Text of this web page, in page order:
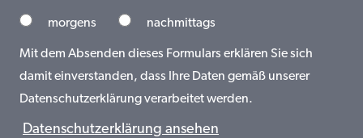
morgens nachmittags
Mit dem Absenden dieses Formulars erklären Sie sich
damit einverstanden, dass Ihre Daten gemäß unserer
Datenschutzerklärung verarbeitet werden.
Datenschutzerklärung ansehen